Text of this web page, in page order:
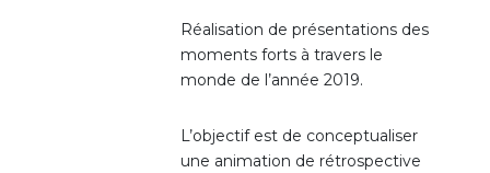
Réalisation de présentations des
moments forts à travers le
monde de l’année 2019.
L’objectif est de conceptualiser
une animation de rétrospective